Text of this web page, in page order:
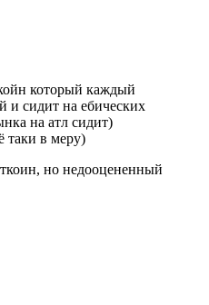
который каждый
и сидит на ебических
на атл сидит)
таки в меру)
но недооцененный